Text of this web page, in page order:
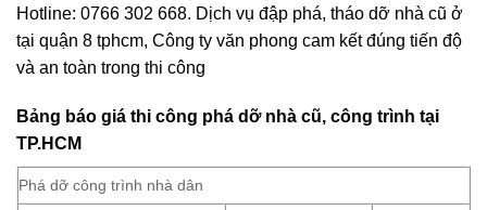
Hotline: 0766 302 668. Dịch vụ đập phá, tháo dỡ nhà cũ ở
tại quận 8 tphcm, Công ty văn phong cam kết đúng tiến độ
và an toàn trong thi công
Bảng báo giá thi công phá dỡ nhà cũ, công trình tại
TP.HCM
Phá dỡ công trình nhà dân